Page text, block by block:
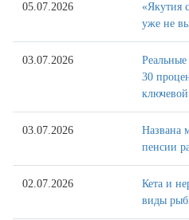
05.07.2026
«Якутия
уже не
03.07.2026
30
ключевой
03.07.2026
Названа
пенсии
02.07.2026
Кета и
виды